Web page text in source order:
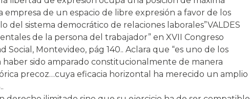
de un espacio de libre expresión a favor de los
del sistema democrático de relaciones laborales”VALDES
de la persona del trabajador” en XVII Congreso
Social, Montevideo, pág 140.. Aclara que “es uno de los
haber sido amparado constitucionalmente de manera
precoz…cuya eficacia horizontal ha merecido un amplio
.